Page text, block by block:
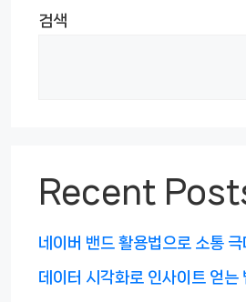
검색
Recent
네이버 밴드 활용법으로 소통 극
데이터 시각화로 인사이트 얻는